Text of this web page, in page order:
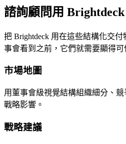
諮詢顧問用
把 Brightdeck 用在這些結構化交
事會看到之前，它們就需要顯得可
市場地圖
用董事會級視覺結構組織細分、
戰略影響。
戰略建議